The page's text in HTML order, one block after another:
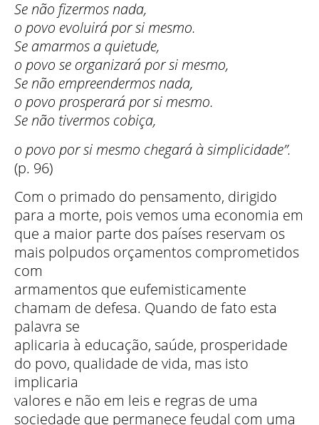
Se não fizermos nada,
o povo evoluirá por si mesmo.
Se amarmos a quietude,
o povo se organizará por si mesmo,
Se não empreendermos nada,
o povo prosperará por si mesmo.
Se não tivermos cobiça,
o povo por si mesmo chegará à simplicidade”.
(p. 96)
Com o primado do pensamento, dirigido
para a morte, pois vemos uma economia em
que a maior parte dos países reservam os
mais polpudos orçamentos comprometidos
com
armamentos que eufemisticamente
chamam de defesa. Quando de fato esta
palavra se
aplicaria à educação, saúde, prosperidade
do povo, qualidade de vida, mas isto
implicaria
valores e não em leis e regras de uma
sociedade que permanece feudal com uma